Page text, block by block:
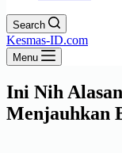
Search
Kesmas-ID.com
Menu
Ini Nih
Menjauhkan